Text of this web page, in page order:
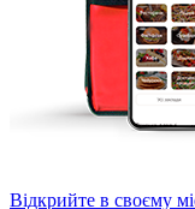
Відкрийте в своєму